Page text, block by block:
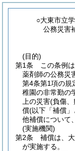
○大東市立
公務災害
(目的)
第1条
この条例
薬剤師の公務災
第4条第1項の規
稚園の非常勤の
上の災害(負傷、
償(以下「補償
他補償について
(実施機関)
第2条
補償は、
が実施する。